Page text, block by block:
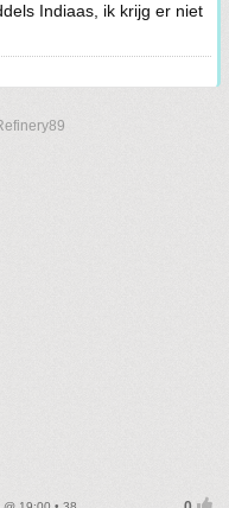
Indiaas, ik krijg er niet